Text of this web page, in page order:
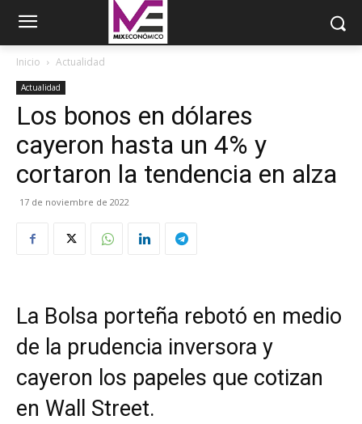
Inicio Actualidad
Actualidad
Los bonos en dólares
cayeron hasta un 4% y
cortaron la tendencia en alza
17 de noviembre de 2022
La Bolsa porteña rebotó en medio
de la prudencia inversora y
cayeron los papeles que cotizan
en Wall Street.